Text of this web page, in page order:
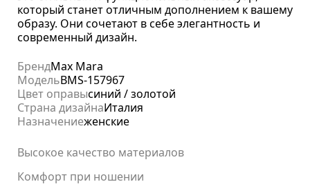
который станет отличным дополнением к вашему
образу. Они сочетают в себе элегантность и
современный дизайн.
БрендMax Mara
МодельBMS-157967
Цвет оправысиний / золотой
Страна дизайнаИталия
Назначениеженские
Высокое качество материалов
Комфорт при ношении